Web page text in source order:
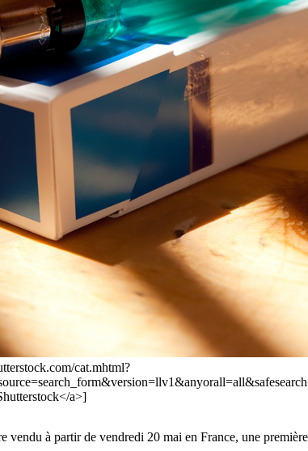
cat.mhtml?
a>]
vendu à partir de vendredi 20 mai en France, une